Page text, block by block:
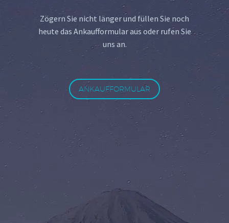
Zögern Sie nicht länger und füllen Sie noch
heute das Ankaufformular aus oder rufen Sie
uns an.
ANKAUFFORMULAR